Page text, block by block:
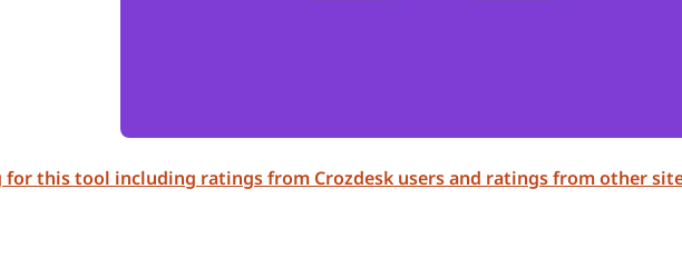
for this tool including ratings from Crozdesk users and ratings from other